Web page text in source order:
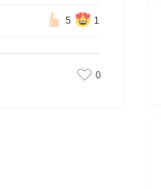
5 1
0